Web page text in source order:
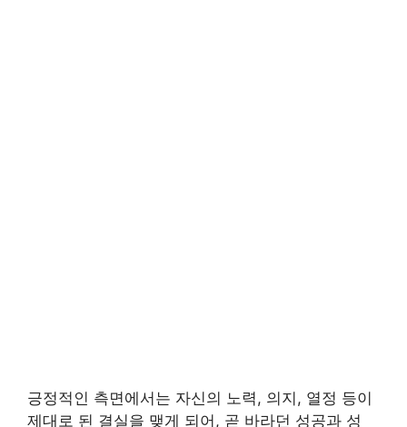
긍정적인 측면에서는 자신의 노력, 의지, 열정 등이
제대로 된 결실을 맺게 되어, 곧 바라던 성공과 성